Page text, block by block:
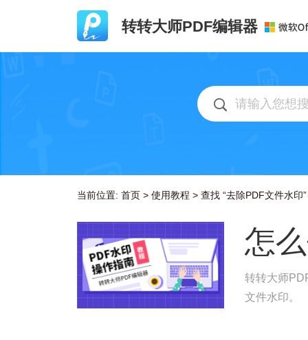
转转大师PDF编辑器
当前位置: 首页 > 使用教程 > 查找 “去除PDF文件水印”
怎
转转大师
文件水印。